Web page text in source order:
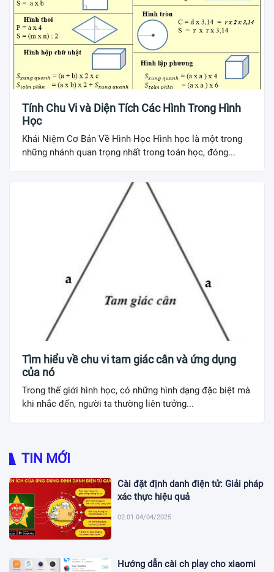
Tính Chu Vi và Diện Tích Các Hình Trong Hình
Học
Khái Niệm Cơ Bản Về Hình Học Hình học là một trong
những nhánh quan trọng nhất trong toán học, đóng...
Tìm hiểu về chu vi tam giác cân và ứng dụng
của nó
Trong thế giới hình học, có những hình dạng đặc biệt mà
khi nhắc đến, người ta thường liên tưởng...
TIN MỚI
Cài đặt định danh điện tử: Giải pháp
xác thực hiệu quả
02:01 04/04/2025
Hướng dẫn cài ch play cho xiaomi